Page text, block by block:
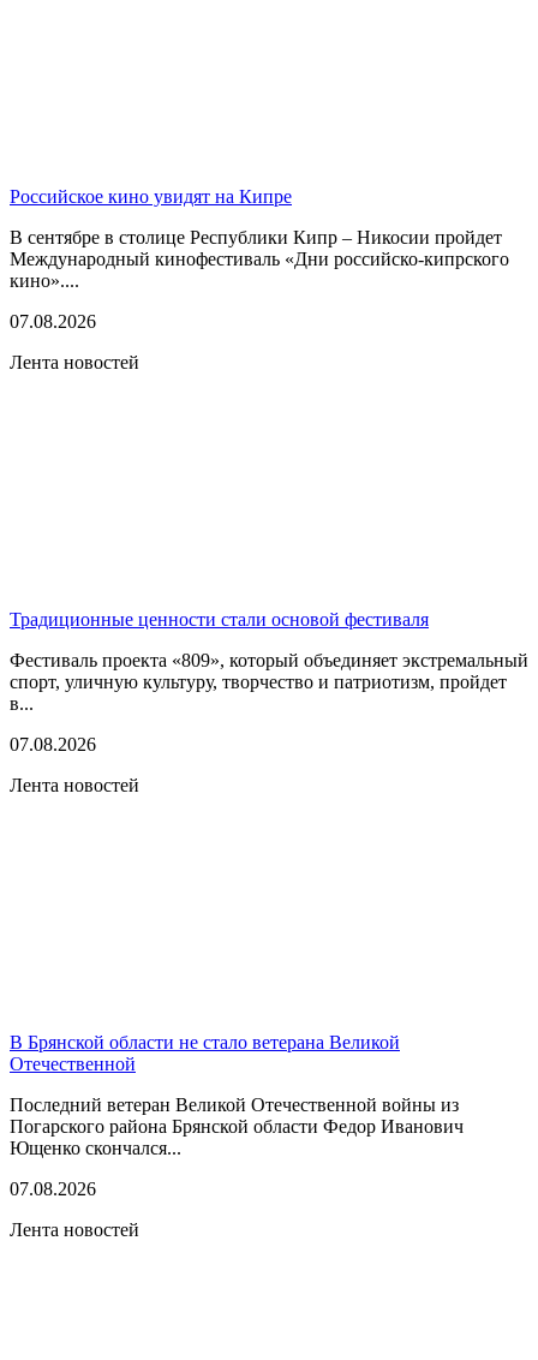
Российское кино увидят на Кипре
В сентябре в столице Республики Кипр – Никосии пройдет
Международный кинофестиваль «Дни российско-кипрского
кино»....
07.08.2026
Лента новостей
Традиционные ценности стали основой фестиваля
Фестиваль проекта «809», который объединяет экстремальный
спорт, уличную культуру, творчество и патриотизм, пройдет
в...
07.08.2026
Лента новостей
В Брянской области не стало ветерана Великой
Отечественной
Последний ветеран Великой Отечественной войны из
Погарского района Брянской области Федор Иванович
Ющенко скончался...
07.08.2026
Лента новостей